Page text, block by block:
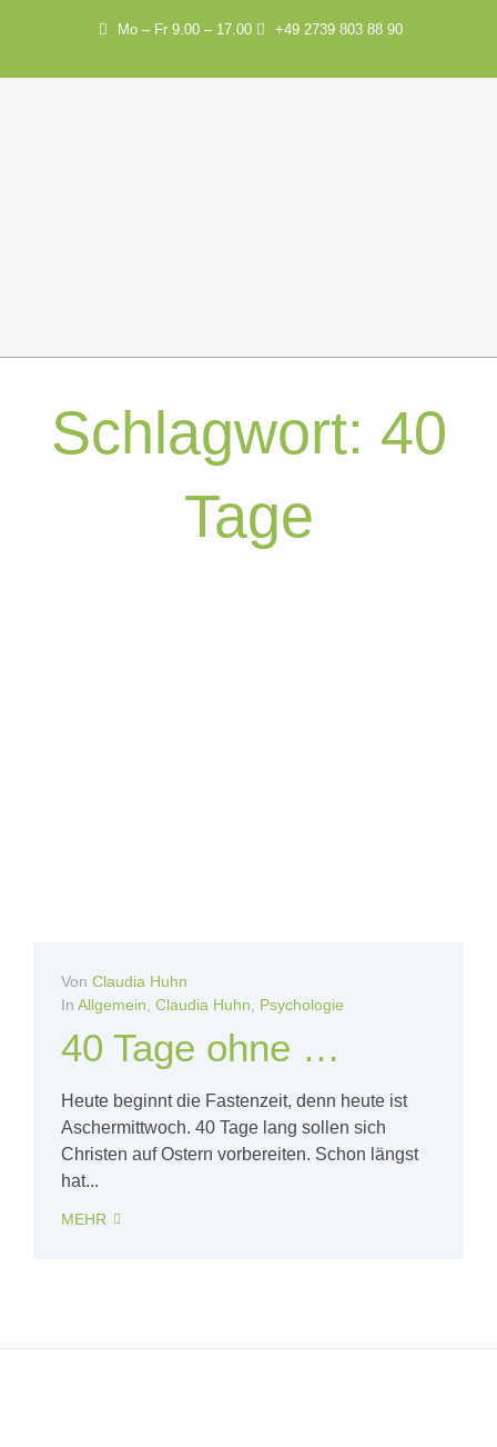
Mo – Fr 9.00 – 17.00 +49 2739 803 88 90
Schlagwort: 40
Tage
Von Claudia Huhn
In Allgemein Claudia Huhn Psychologie
40 Tage ohne …
Heute beginnt die Fastenzeit, denn heute ist
Aschermittwoch. 40 Tage lang sollen sich
Christen auf Ostern vorbereiten. Schon längst
hat...
MEHR